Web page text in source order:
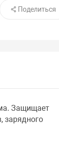
Поделиться
Защищает
зарядного